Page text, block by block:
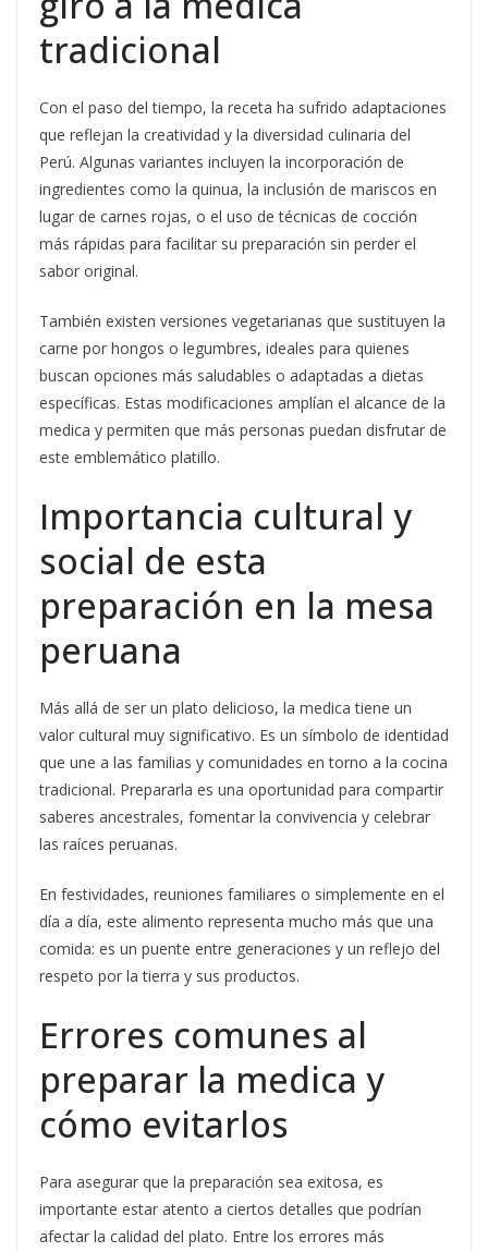
tradicional
Con el paso del tiempo, la receta ha sufrido adaptaciones
que reflejan la creatividad y la diversidad culinaria del
Perú. Algunas variantes incluyen la incorporación de
ingredientes como la quinua, la inclusión de mariscos en
lugar de carnes rojas, o el uso de técnicas de cocción
más rápidas para facilitar su preparación sin perder el
sabor original.
También existen versiones vegetarianas que sustituyen la
carne por hongos o legumbres, ideales para quienes
buscan opciones más saludables o adaptadas a dietas
específicas. Estas modificaciones amplían el alcance de la
medica y permiten que más personas puedan disfrutar de
este emblemático platillo.
Importancia cultural y
social de esta
preparación en la mesa
peruana
Más allá de ser un plato delicioso, la medica tiene un
valor cultural muy significativo. Es un símbolo de identidad
que une a las familias y comunidades en torno a la cocina
tradicional. Prepararla es una oportunidad para compartir
saberes ancestrales, fomentar la convivencia y celebrar
las raíces peruanas.
En festividades, reuniones familiares o simplemente en el
día a día, este alimento representa mucho más que una
comida: es un puente entre generaciones y un reflejo del
respeto por la tierra y sus productos.
Errores comunes al
preparar la medica y
cómo evitarlos
Para asegurar que la preparación sea exitosa, es
importante estar atento a ciertos detalles que podrían
afectar la calidad del plato. Entre los errores más